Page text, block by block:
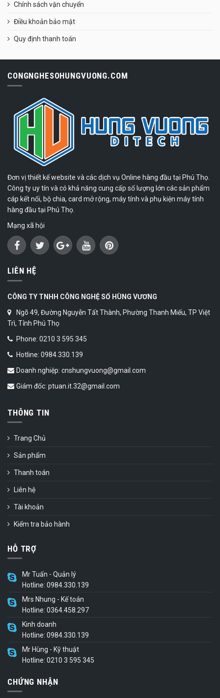
Chính sách vận chuyển
Điều khoản bảo mật
Quy định thanh toán
CONGNGHESOHUNGVUONG.COM
Đơn vị thiết kế website và các dịch vụ Online hàng đầu tại Phú Thọ.
Công ty uy tín và có khả năng cung cấp số lượng lớn các sản phẩm
cáp kết nối, bộ chia, card mở rộng, máy tính và phụ kiện máy tính
hàng đầu tại Phú Thọ.
Mạng xã hội
LIÊN HỆ
CÔNG TY TNHH CÔNG NGHỆ SỐ HÙNG VƯƠNG
Ngõ 49, Đường Nguyễn Tất Thành, Phường Thanh Miếu, TP Việt
Trì, Tỉnh Phú Thọ
Phone: 0210 3 595 345
Hotline: 0984.330.139
Doanh nghiệp: cnshungvuong@gmail.com
Giám đốc: ptuan.it.32@gmail.com
THÔNG TIN
Trang Chủ
Sản phẩm
Thanh toán
Liên hệ
Tài khoản
Kiểm tra bảo hành
HỖ TRỢ
Mr Tuấn - Quản lý
Hotline: 0984.330.139
Mrs Nhung - Kế toán
Hotline: 0364.458.297
Kinh doanh
Hotline: 0984.330.139
Mr Hùng - Kỹ thuật
Hotline: 0210 3 595 345
CHỨNG NHẬN